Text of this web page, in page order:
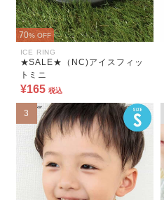
70% OFF
ICE RING
★SALE★（NC)アイスフィッ
トミニ
¥165 税込
3